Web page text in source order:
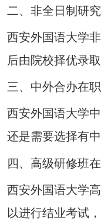
二、非全日制研
西安外国语大学
后由院校择优录
三、中外合办在
西安外国语大学
还是需要选择有
四、高级研修班
西安外国语大学
以进行结业考试